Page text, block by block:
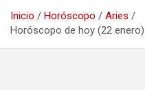
Inicio Horóscopo
Aries
Horóscopo de hoy (22